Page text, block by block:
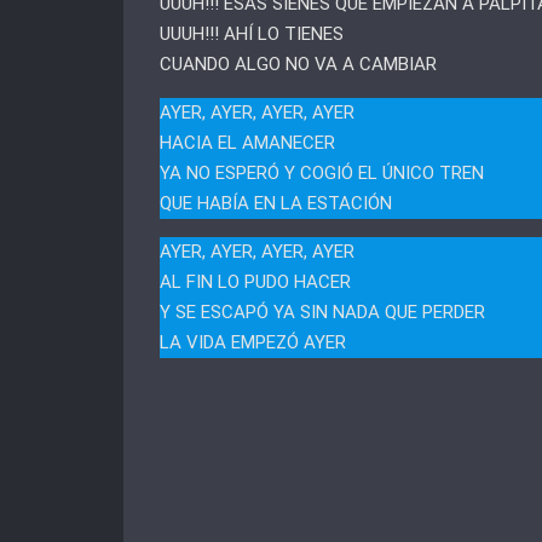
UUUH!!! AHÍ LO TIENES
CUANDO ALGO NO VA A CAMBIAR
AYER, AYER, AYER, AYER
HACIA EL AMANECER
YA NO ESPERÓ Y COGIÓ EL ÚNICO TREN
QUE HABÍA EN LA ESTACIÓN
AYER, AYER, AYER, AYER
AL FIN LO PUDO HACER
Y SE ESCAPÓ YA SIN NADA QUE PERDER
LA VIDA EMPEZÓ AYER